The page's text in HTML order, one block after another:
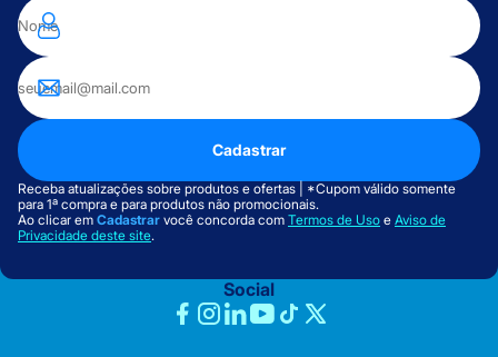
Cadastrar
Receba atualizações sobre produtos e ofertas | *Cupom válido somente
para 1ª compra e para produtos não promocionais.
Ao clicar em Cadastrar você concorda com Termos de Uso e Aviso de
Privacidade deste site.
Social